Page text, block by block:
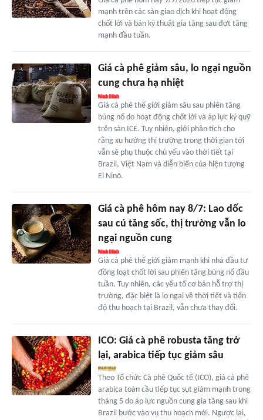
mạnh trên các sàn giao dịch khi hoạt động
chốt lời và bán kỹ thuật gia tăng sau đợt tăng
mạnh đầu tuần.
Giá cà phê giảm sâu, lo ngại nguồn
cung chưa hạ nhiệt
Giá cà phê thế giới giảm sâu sau phiên tăng
bùng nổ do hoạt động chốt lời và áp lực ký quỹ
trên sàn ICE. Tuy nhiên, giới phân tích cho
rằng xu hướng thị trường trong thời gian tới
vẫn sẽ phụ thuộc chủ yếu vào thời tiết tại
Brazil, Việt Nam và diễn biến của hiện tượng
El Ninõ.
Giá cà phê hôm nay 8/7: Lao dốc
sau cú tăng sốc, thị trường vẫn lo
ngại nguồn cung
Giá cà phê thế giới giảm mạnh khi nhà đầu tư
đồng loạt chốt lời sau phiên tăng bùng nổ đầu
tuần. Tuy nhiên, các yếu tố cơ bản hỗ trợ thị
trường, đặc biệt là lo ngại về thời tiết và tiến
độ thu hoạch tại Brazil, vẫn chưa thay đổi.
ICO: Giá cà phê robusta tăng trở
lại, arabica tiếp tục giảm sâu
Theo Tổ chức Cà phê Quốc tế (ICO), giá cà phê
arabica toàn cầu tiếp tục sụt giảm mạnh trong
tháng 5 do áp lực nguồn cung gia tăng sau khi
Brazil bước vào vụ thu hoạch mới. Ngược lại,